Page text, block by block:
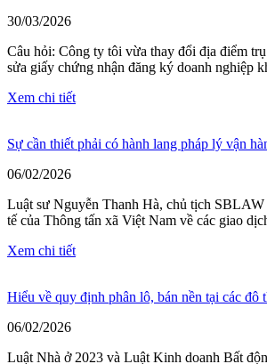
30/03/2026
Câu hỏi: Công ty tôi vừa thay đổi địa điểm
sửa giấy chứng nhận đăng ký doanh nghiệp
Xem chi tiết
Sự cần thiết phải có hành lang pháp lý vận
06/02/2026
Luật sư Nguyễn Thanh Hà, chủ tịch
tế của Thông tấn xã Việt Nam về các giao
Xem chi tiết
Hiểu về quy định phân lô, bán nền tại các đô
06/02/2026
Luật Nhà ở 2023 và Luật Kinh doanh Bất